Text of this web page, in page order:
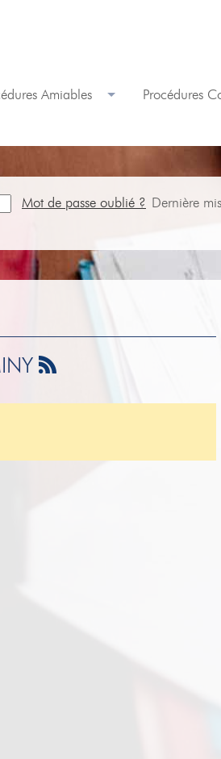
Amiables Procédures
Mot de passe oublié ? Dernière